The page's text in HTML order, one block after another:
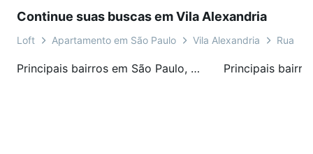
Continue suas buscas em Vila Alexandria
Loft Apartamento em São Paulo Vila Alexandria Rua
Principais bairros em São Paulo, SP